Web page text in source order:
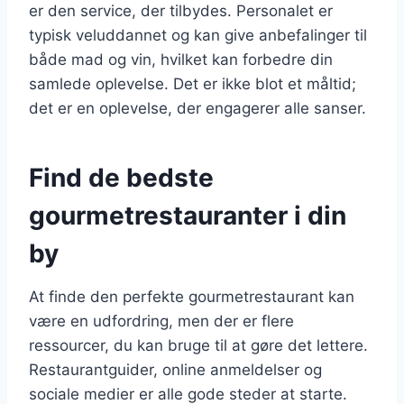
er den service, der tilbydes. Personalet er
typisk veluddannet og kan give anbefalinger til
både mad og vin, hvilket kan forbedre din
samlede oplevelse. Det er ikke blot et måltid;
det er en oplevelse, der engagerer alle sanser.
Find de bedste
gourmetrestauranter i din
by
At finde den perfekte gourmetrestaurant kan
være en udfordring, men der er flere
ressourcer, du kan bruge til at gøre det lettere.
Restaurantguider, online anmeldelser og
sociale medier er alle gode steder at starte.